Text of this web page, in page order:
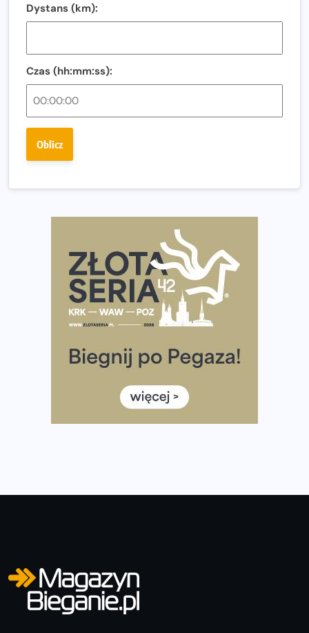
Amazfit Balance 3: Kompleksowe narzędzie dla biegacza
Regeneracja w bieganiu. Co warto o niej wiedzieć?
Ostatnie wolne miejsca na jubileuszowy Bieg
Fabrykanta. Organizatorzy odkrywają trasę dzień po
wybiera wyzwanie trzech największych maratonów w
Praska 5k Run gospodarzem Mistrzostw Polski
Największy Bieg Powstania Warszawskiego w historii.
Ponad 12 tysięcy uczestników pobiegło dla Bohaterów!
Tętno vs tempo – czym kierować się w bieganiu?
Co ma dużo białka? Produkty, które warto włączyć do
Rozbiegany Olsztyn szykuje się na weekend z
Już w tę sobotę 35. Bieg Powstania Warszawskiego.
Wystartuje rekordowa liczba uczestników
35. Bieg Powstania Warszawskiego – praktyczny
poradnik przed startem
Dystans (km):
Czas (hh:mm:ss):
Oblicz